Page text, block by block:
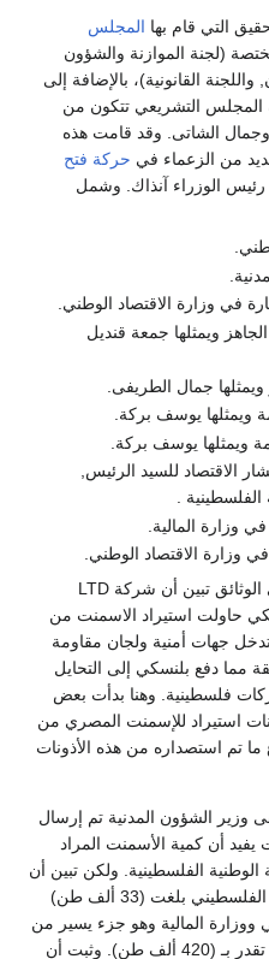
التي قام بها المجلس
(لجنة الموازنة والشؤون
القانونية)، بالإضافة إلى
التشريعي تتكون من
الشاتى. وقد قامت هذه
من الزعماء في حركة فتح
رئيس الوزراء آنذاك. وشمل
في وزارة الاقتصاد الوطني.
ويمثلها جمعة قنديل
جمال الطريفى.
ويمثلها يوسف بركة.
ويمثلها يوسف بركة.
الاقتصاد للسيد الرئيس,
.
وزارة المالية.
الاقتصاد الوطني.
وفي النهاية وبعد حصول اللجنة على الوثائق تبين أن شركة LTD
حاولت استيراد الاسمنت من
جهات أمنية ولجان مقاومة
مما دفع بلنسكي إلى التحايل
فلسطينية. وهنا بدأت بعض
استيراد للإسمنت المصري من
ما تم استصداره من هذه الأذونات
وزير الشؤون المدنية تم إرسال
أن كمية الأسمنت المراد
الفلسطينية. ولكن تبين أن
كميات الاسمنت التي دخلت السوق الفلسطيني بلغت (33 ألف طن)
المالية وهو جزء يسير من
مجموع ما تم استصداره من أذونات تقدر بـ (420 ألف طن). وثبت أن